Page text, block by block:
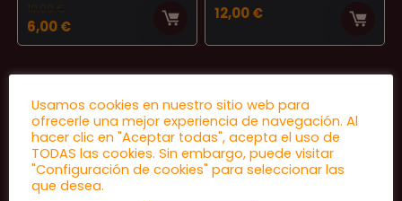
10,00 €
El
precio
era:
10,00 €.
6,00€El
precio
es:
6,00 €.
12,00€
Usamos cookies en nuestro sitio web para
ofrecerle una mejor experiencia de navegación. Al
hacer clic en "Aceptar todas", acepta el uso de
TODAS las cookies. Sin embargo, puede visitar
"Configuración de cookies" para seleccionar las
que desea.